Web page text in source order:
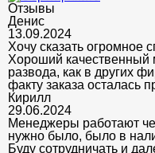
Отзывы
Денис
13.09.2024
Хочу сказать огромное
Хороший качественный
развода, как в других
факту заказа осталась
Кирилл
29.06.2024
Менеджеры работают
нужно было, было в
Буду сотрудничать и